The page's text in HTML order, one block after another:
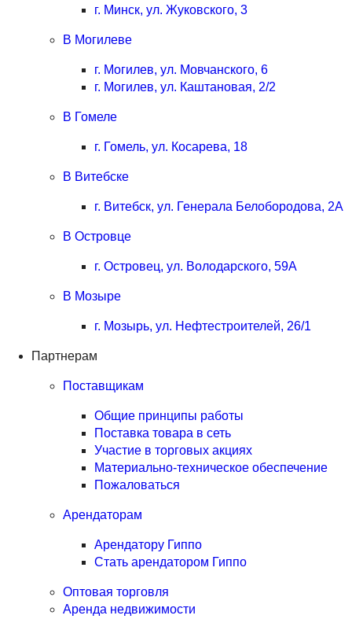
г. Минск, ул. Жуковского, 3
В Могилеве
г. Могилев, ул. Мовчанского, 6
г. Могилев, ул. Каштановая, 2/2
В Гомеле
г. Гомель, ул. Косарева, 18
В Витебске
г. Витебск, ул. Генерала Белобородова, 2А
В Островце
г. Островец, ул. Володарского, 59А
В Мозыре
г. Мозырь, ул. Нефтестроителей, 26/1
Партнерам
Поставщикам
Общие принципы работы
Поставка товара в сеть
Участие в торговых акциях
Материально-техническое обеспечение
Пожаловаться
Арендаторам
Арендатору Гиппо
Стать арендатором Гиппо
Оптовая торговля
Аренда недвижимости